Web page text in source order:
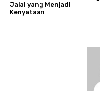
Jalal yang Menjadi
Kenyataan